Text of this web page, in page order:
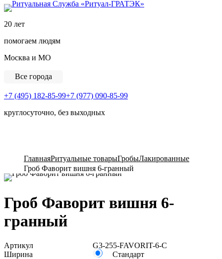
20 лет
помогаем людям
Москва и МО
Все города
+7 (495) 182-85-99+7 (977) 090-85-99
круглосуточно, без выходных
ГлавнаяРитуальные товарыГробыЛакированные
Гроб Фаворит вишня 6-гранный
Гроб Фаворит вишня 6-
гранный
Артикул
G3-255-FAVORIT-6-C
Ширина
Стандарт